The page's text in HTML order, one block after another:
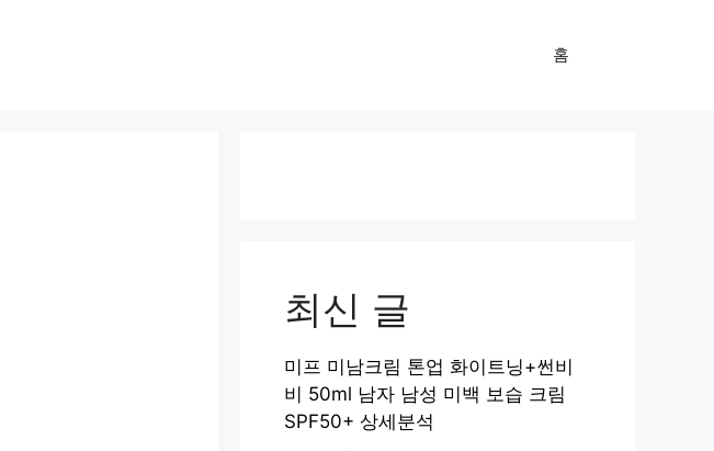
홈
최신 글
미프 미남크림 톤업 화이트닝+썬비
비 50ml 남자 남성 미백 보습 크림
SPF50+ 상세분석